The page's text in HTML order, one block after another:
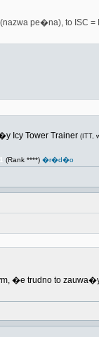
pe�na), to ISC
Icy Tower Trainer (ITT,
(Rank ****) �r�d�o
�e trudno to